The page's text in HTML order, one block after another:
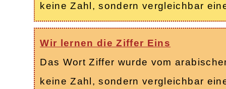
keine Zahl, sondern vergleichbar
Wir lernen die Ziffer Eins
Das Wort Ziffer wurde vom
keine Zahl, sondern vergleichbar